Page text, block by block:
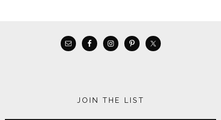
JOIN THE LIST